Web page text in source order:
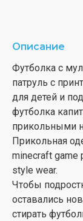
Описание
Футболка с
патруль с
для детей и
футболка
прикольными
Прикольная
minecraft game
style wear.
Чтобы
оставались
стирать